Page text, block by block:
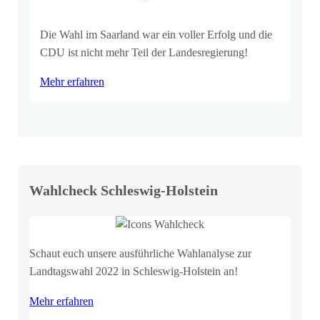
Die Wahl im Saarland war ein voller Erfolg und die
CDU ist nicht mehr Teil der Landesregierung!
Mehr erfahren
Wahlcheck Schleswig-Holstein
Schaut euch unsere ausführliche Wahlanalyse zur
Landtagswahl 2022 in Schleswig-Holstein an!
Mehr erfahren